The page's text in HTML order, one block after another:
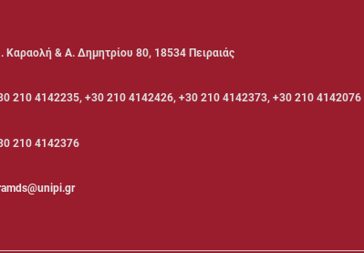
Καραολή & Α. Δημητρίου 80, 18534 Πειραιάς
210 4142235, +30 210 4142426, +30 210 4142373, +30 210 4142076
210 4142376